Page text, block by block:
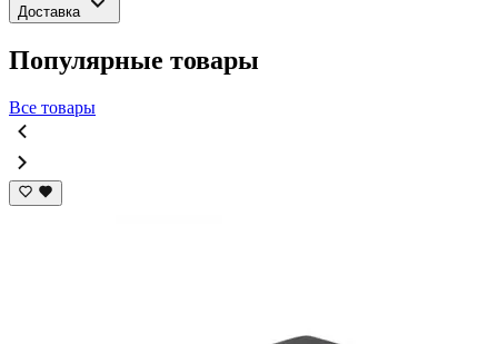
Доставка
Популярные товары
Все товары